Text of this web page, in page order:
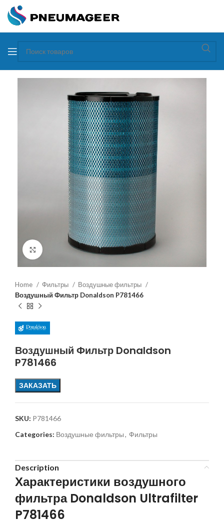
Увеличить
Home Фильтры
Воздушные фильтры
Воздушный Фильтр Donaldson P781466
Воздушный Фильтр Donaldson
P781466
ЗАКАЗАТЬ
SKU: P781466
Categories: Воздушные фильтры, Фильтры
Description
Характеристики воздушного
фильтра Donaldson Ultrafilter
P781466